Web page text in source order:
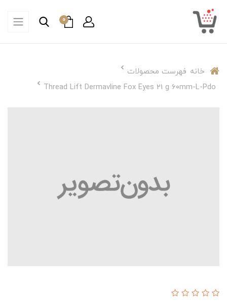
0
خانه فهرست محصولات
Thread Lift Dermavline Fox Eyes 21 g 60mm-L-Pdo